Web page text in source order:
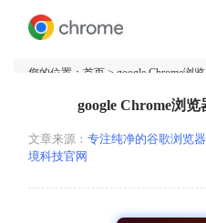
您的位置： 首页 > google Chrome浏
google Chrome浏
文章来源： 专注纯净的谷歌浏览
境科技官网